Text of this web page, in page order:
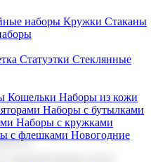
наборы Кружки Стаканы
Статуэтки Стеклянные
Кошельки Наборы из кожи
Наборы с бутылками
Наборы с кружками
с флешками Новогодние